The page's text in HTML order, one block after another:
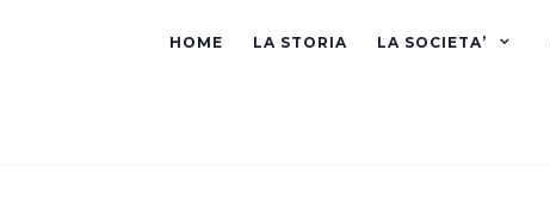
HOME LA STORIA LA SOCIETA’